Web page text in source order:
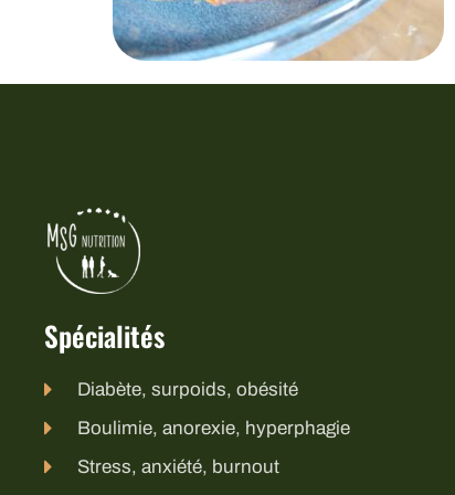
Spécialités
Diabète, surpoids, obésité
Boulimie, anorexie, hyperphagie
Stress, anxiété, burnout